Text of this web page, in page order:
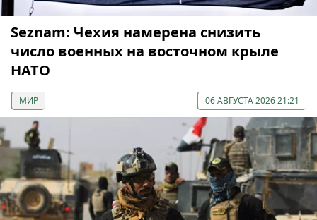
Seznam: Чехия намерена снизить
число военных на восточном крыле
НАТО
МИР 06 АВГУСТА 2026 21:21